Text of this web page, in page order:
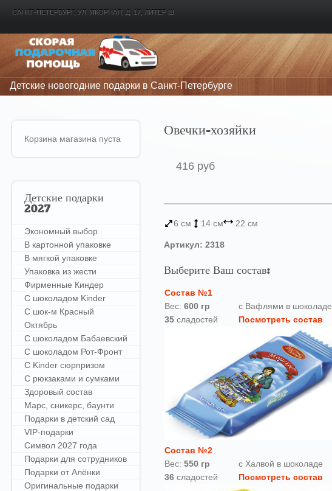
САНКТ-ПЕТЕРБУРГ, УЛ. ЯКОРНАЯ, Д. 17, ЛИТЕР Ш
Детские новогодние подарки в Санкт-Петербурге
Овечки-хозяйки
416 руб
6 см 14 см 22 см
Артикул: 2318
Выберите Ваш состав:
Состав №1
Вес: 600 гр
с Вафлями в шоколаде
35 сладостей Посмотреть состав
Состав №2
Вес: 550 гр
с Халвой в шоколаде
36 сладостей Посмотреть состав
Корзина магазина пуста
Детские подарки
2027
Экономный выбор
В картонной упаковке
В мягкой упаковке
Упаковка из жести
Фирменные Киндер
С шоколадом Kinder
С шок-м Красный
Октябрь
С шоколадом Бабаевский
С шоколадом Рот-Фронт
С Kinder сюрпризом
С рюкзаками и сумками
Здоровый состав
Марс, сникерс, баунти
Подарки в детский сад
VIP-подарки
Символ 2027 года
Подарки для сотрудников
Подарки от Алёнки
Оригинальные подарки